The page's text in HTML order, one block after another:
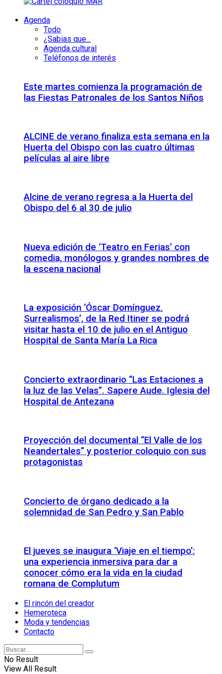
Agenda
Todo
¿Sabias que...
Agenda cultural
Teléfonos de interés
Este martes comienza la programación de
las Fiestas Patronales de los Santos Niños
ALCINE de verano finaliza esta semana en la
Huerta del Obispo con las cuatro últimas
películas al aire libre
Alcine de verano regresa a la Huerta del
Obispo del 6 al 30 de julio
Nueva edición de ‘Teatro en Ferias’ con
comedia, monólogos y grandes nombres de
la escena nacional
La exposición ‘Óscar Domínguez.
Surrealismos’, de la Red Itiner se podrá
visitar hasta el 10 de julio en el Antiguo
Hospital de Santa María La Rica
Concierto extraordinario “Las Estaciones a
la luz de las Velas”. Sapere Aude. Iglesia del
Hospital de Antezana
Proyección del documental “El Valle de los
Neandertales” y posterior coloquio con sus
protagonistas
Concierto de órgano dedicado a la
solemnidad de San Pedro y San Pablo
El jueves se inaugura ‘Viaje en el tiempo’:
una experiencia inmersiva para dar a
conocer cómo era la vida en la ciudad
romana de Complutum
El rincón del creador
Hemeroteca
Moda y tendencias
Contacto
No Result
View All Result